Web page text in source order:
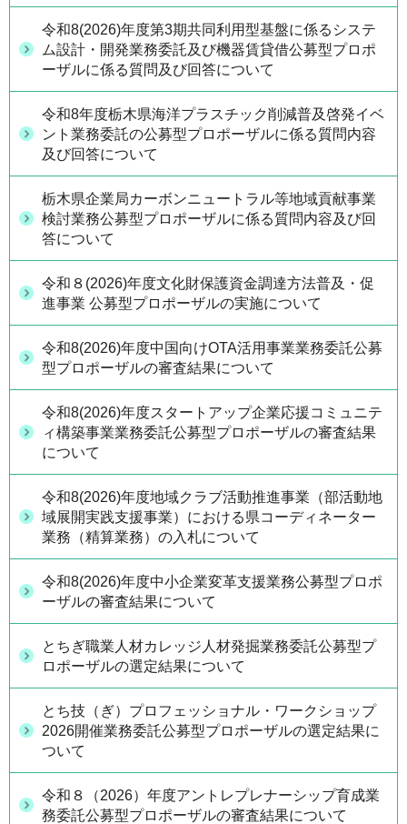
令和8(2026)年度第3期共同利用型基盤に係るシステ
ム設計・開発業務委託及び機器賃貸借公募型プロポ
ーザルに係る質問及び回答について
令和8年度栃木県海洋プラスチック削減普及啓発イベ
ント業務委託の公募型プロポーザルに係る質問内容
及び回答について
栃木県企業局カーボンニュートラル等地域貢献事業
検討業務公募型プロポーザルに係る質問内容及び回
答について
令和８(2026)年度文化財保護資金調達方法普及・促
進事業 公募型プロポーザルの実施について
令和8(2026)年度中国向けOTA活用事業業務委託公募
型プロポーザルの審査結果について
令和8(2026)年度スタートアップ企業応援コミュニテ
ィ構築事業業務委託公募型プロポーザルの審査結果
について
令和8(2026)年度地域クラブ活動推進事業（部活動地
域展開実践支援事業）における県コーディネーター
業務（精算業務）の入札について
令和8(2026)年度中小企業変革支援業務公募型プロポ
ーザルの審査結果について
とちぎ職業人材カレッジ人材発掘業務委託公募型プ
ロポーザルの選定結果について
とち技（ぎ）プロフェッショナル・ワークショップ
2026開催業務委託公募型プロポーザルの選定結果に
ついて
令和８（2026）年度アントレプレナーシップ育成業
務委託公募型プロポーザルの審査結果について